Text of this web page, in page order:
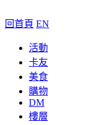
回首頁 EN
活動
卡友
美食
購物
DM
樓層